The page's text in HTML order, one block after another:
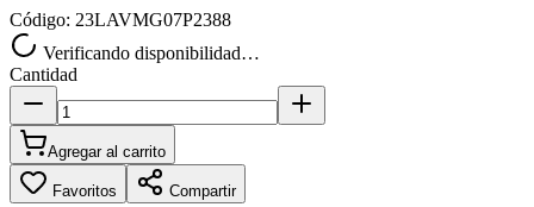
Código: 23LAVMG07P2388
Verificando disponibilidad…
Cantidad
Agregar al carrito
Favoritos Compartir